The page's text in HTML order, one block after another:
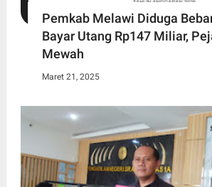
Pemkab Melawi Diduga
Bayar Utang Rp147 Miliar,
Mewah
Maret 21, 2025